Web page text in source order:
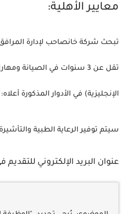
معايير الأهلية:
تبحث شركة خانصاحب لإدارة
تقل عن 3 سنوات في الصيانة
الإنجليزية) في الأدوار المذكورة أعلاه:
سيتم توفير الرعاية الطبية
عنوان البريد الإلكتروني